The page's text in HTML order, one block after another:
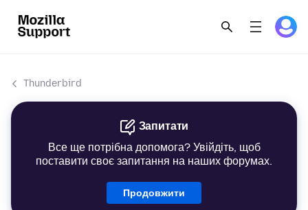
Thunderbird
Запитати
Все ще потрібна допомога? Увійдіть, щоб
поставити своє запитання на наших форумах.
Продовжити